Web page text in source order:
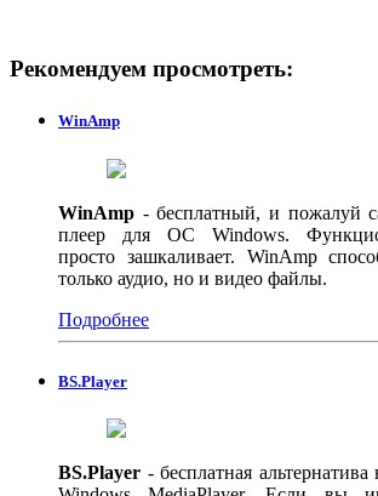
Рекомендуем просмотреть:
WinAmp
WinAmp - бесплатный, и пожалуй
плеер для ОС Windows.
просто зашкаливает. WinAmp
только аудио, но и видео файлы.
Подробнее
BS.Player
BS.Player - бесплатная